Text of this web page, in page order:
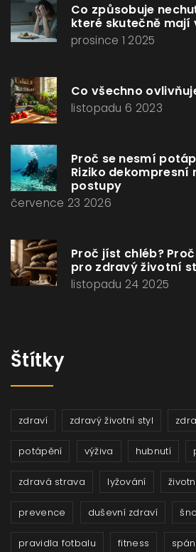
Co způsobuje
které skutečně mají
prosince 1 2025
Co všechno
listopadu 6 2023
Proč se nesmí
Riziko dekompresní
postupy
července 23 2026
Proč jíst chléb?
pro zdravý životní
listopadu 24 2025
Štítky
zdraví zdravý životní styl
potápění výživa hubnutí
zdravá strava lyžování
prevence duševní zdraví
pravidla fotbalu fitness